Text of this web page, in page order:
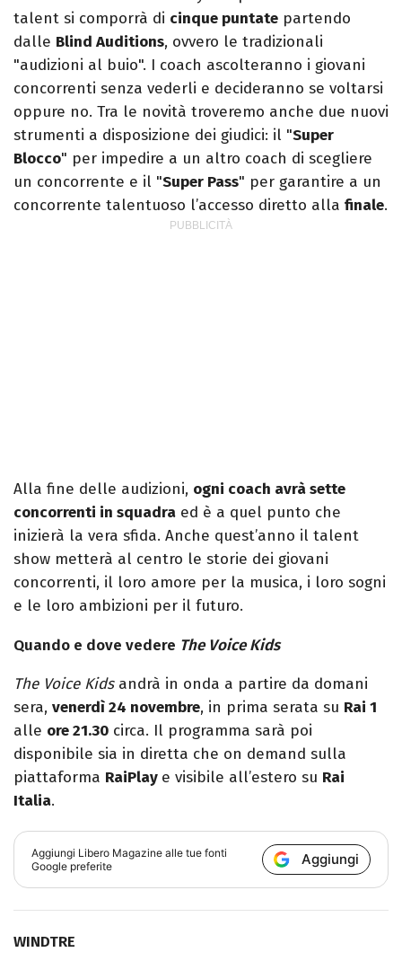
talent si comporrà di cinque puntate partendo
dalle Blind Auditions, ovvero le tradizionali
"audizioni al buio". I coach ascolteranno i giovani
concorrenti senza vederli e decideranno se voltarsi
oppure no. Tra le novità troveremo anche due nuovi
strumenti a disposizione dei giudici: il "Super
Blocco" per impedire a un altro coach di scegliere
un concorrente e il "Super Pass" per garantire a un
concorrente talentuoso l’accesso diretto alla finale.
Alla fine delle audizioni, ogni coach avrà sette
concorrenti in squadra ed è a quel punto che
inizierà la vera sfida. Anche quest’anno il talent
show metterà al centro le storie dei giovani
concorrenti, il loro amore per la musica, i loro sogni
e le loro ambizioni per il futuro.
Quando e dove vedere The Voice Kids
The Voice Kidsandrà in onda a partire da domani
sera, venerdì 24 novembre, in prima serata su Rai 1
alle ore 21.30 circa. Il programma sarà poi
disponibile sia in diretta che on demand sulla
piattaforma RaiPlay e visibile all’estero su Rai
Italia.
Aggiungi Libero Magazine alle tue fonti
Google preferite
Aggiungi
WINDTRE